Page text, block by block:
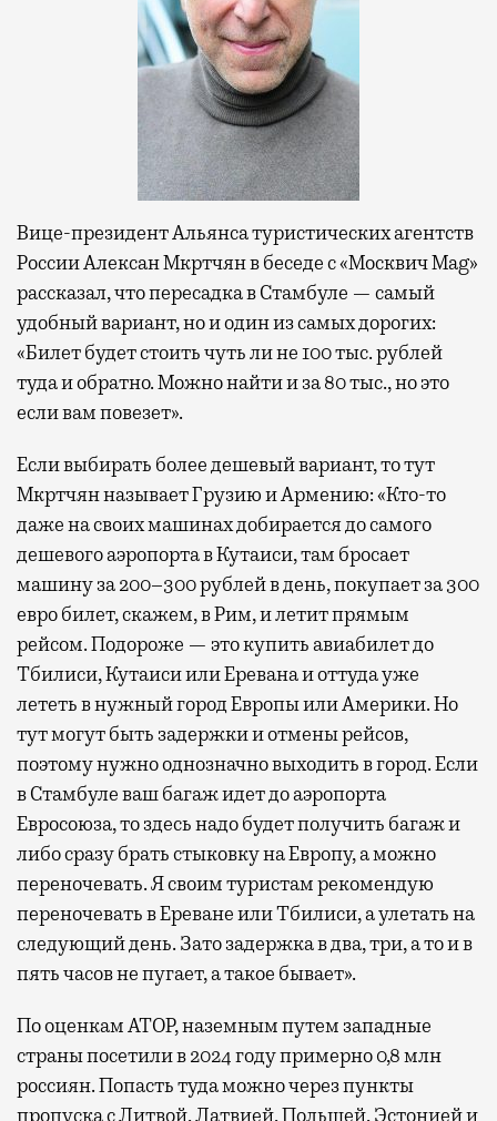
Вице-президент Альянса туристических агентств
России Алексан Мкртчян в беседе с «Москвич Mag»
рассказал, что пересадка в Стамбуле — самый
удобный вариант, но и один из самых дорогих:
«Билет будет стоить чуть ли не 100 тыс. рублей
туда и обратно. Можно найти и за 80 тыс., но это
если вам повезет».
Если выбирать более дешевый вариант, то тут
Мкртчян называет Грузию и Армению: «Кто-то
даже на своих машинах добирается до самого
дешевого аэропорта в Кутаиси, там бросает
машину за 200–300 рублей в день, покупает за 300
евро билет, скажем, в Рим, и летит прямым
рейсом. Подороже — это купить авиабилет до
Тбилиси, Кутаиси или Еревана и оттуда уже
лететь в нужный город Европы или Америки. Но
тут могут быть задержки и отмены рейсов,
поэтому нужно однозначно выходить в город. Если
в Стамбуле ваш багаж идет до аэропорта
Евросоюза, то здесь надо будет получить багаж и
либо сразу брать стыковку на Европу, а можно
переночевать. Я своим туристам рекомендую
переночевать в Ереване или Тбилиси, а улетать на
следующий день. Зато задержка в два, три, а то и в
пять часов не пугает, а такое бывает».
По оценкам АТОР, наземным путем западные
страны посетили в 2024 году примерно 0,8 млн
россиян. Попасть туда можно через пункты
пропуска с Литвой, Латвией, Польшей, Эстонией и